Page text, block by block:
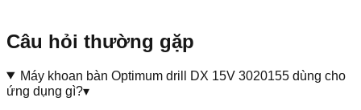
Câu hỏi thường gặp
Máy khoan bàn Optimum drill DX 15V 3020155 dùng cho
ứng dụng gì?▾